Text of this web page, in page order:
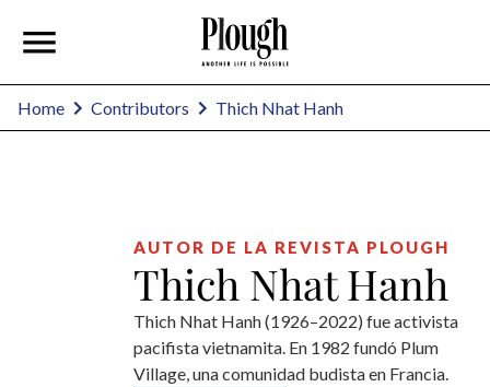
Home Contributors Thich Nhat Hanh
AUTOR DE LA REVISTA PLOUGH
Thich Nhat Hanh
Thich Nhat Hanh (1926–2022) fue activista
pacifista vietnamita. En 1982 fundó Plum
Village, una comunidad budista en Francia.